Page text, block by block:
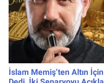
İslam Memiş’ten Altın